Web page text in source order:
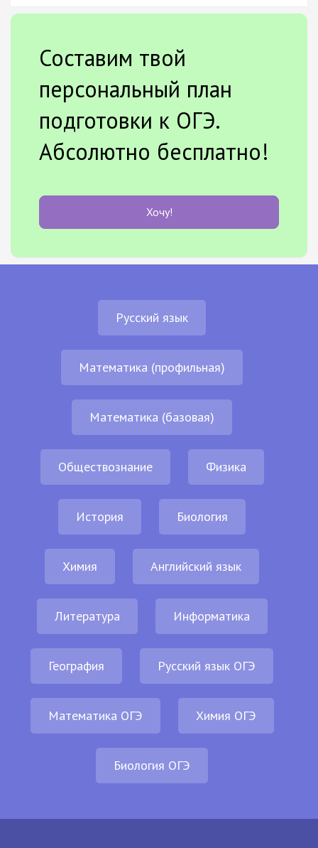
Составим твой
персональный план
подготовки к ОГЭ.
Абсолютно бесплатно!
Хочу!
Русский язык
Математика (профильная)
Математика (базовая)
Обществознание Физика
История Биология
Химия Английский язык
Литература Информатика
География Русский язык ОГЭ
Математика ОГЭ Химия ОГЭ
Биология ОГЭ